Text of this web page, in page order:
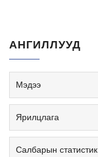
АНГИЛЛУУД
Мэдээ
Ярилцлага
Салбарын статистик